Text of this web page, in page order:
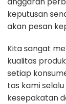
keputusan
akan pesan
Kita sangat
kualitas
setiap
tas kami
kesepakatan